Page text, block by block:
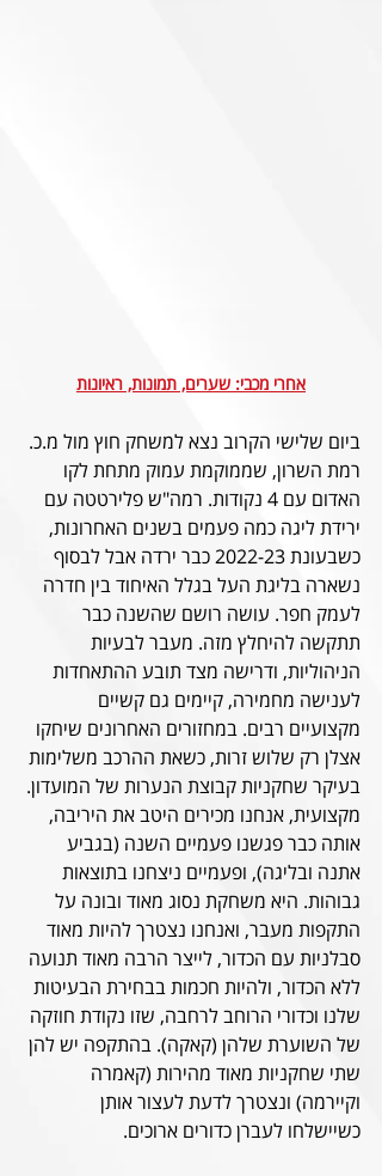
אחרי מכבי: שערים, תמונות, ראיונות
ביום שלישי הקרוב נצא למשחק חוץ מול מ.כ.
רמת השרון, שממוקמת עמוק מתחת לקו
האדום עם 4 נקודות. רמה"ש פלירטטה עם
ירידת ליגה כמה פעמים בשנים האחרונות,
כשבעונת 2022-23 כבר ירדה אבל לבסוף
נשארה בליגת העל בגלל האיחוד בין חדרה
לעמק חפר. עושה רושם שהשנה כבר
תתקשה להיחלץ מזה. מעבר לבעיות
הניהוליות, ודרישה מצד תובע ההתאחדות
לענישה מחמירה, קיימים גם קשיים
מקצועיים רבים. במחזורים האחרונים שיחקו
אצלן רק שלוש זרות, כשאת ההרכב משלימות
בעיקר שחקניות קבוצת הנערות של המועדון.
מקצועית, אנחנו מכירים היטב את היריבה,
אותה כבר פגשנו פעמיים השנה (בגביע
אתנה ובליגה), ופעמיים ניצחנו בתוצאות
גבוהות. היא משחקת נסוג מאוד ובונה על
התקפות מעבר, ואנחנו נצטרך להיות מאוד
סבלניות עם הכדור, לייצר הרבה מאוד תנועה
ללא הכדור, ולהיות חכמות בבחירת הבעיטות
שלנו וכדורי הרוחב לרחבה, שזו נקודת חוזקה
של השוערת שלהן (קאקה). בהתקפה יש להן
שתי שחקניות מאוד מהירות (קאמרה
וקיירמה) ונצטרך לדעת לעצור אותן
כשיישלחו לעברן כדורים ארוכים.